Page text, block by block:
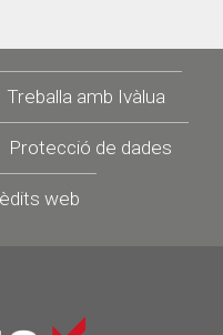
Treballa amb Ivàlua
Protecció de dades
web